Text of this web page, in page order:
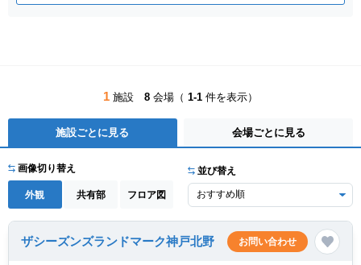
1 施設 8 会場（ 1-1 件を表示）
施設ごとに見る 会場ごとに見る
画像切り替え
外観 共有部 フロア図
並び替え
ザシーズンズランドマーク神戸北野 お問い合わせ